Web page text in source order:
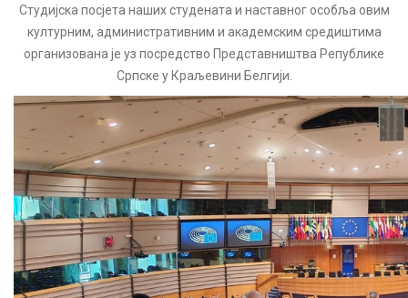
Студијска посјета наших студената и наставног особља овим
културним, административним и академским средиштима
организована је уз посредство Представништва Републике
Српске у Краљевини Белгији.